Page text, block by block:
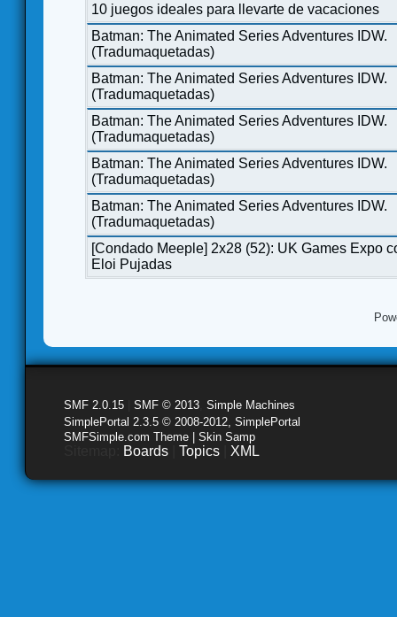
10 juegos ideales para llevarte de vacaciones
Batman: The Animated Series Adventures IDW.
(Tradumaquetadas)
Batman: The Animated Series Adventures IDW.
(Tradumaquetadas)
Batman: The Animated Series Adventures IDW.
(Tradumaquetadas)
Batman: The Animated Series Adventures IDW.
(Tradumaquetadas)
Batman: The Animated Series Adventures IDW.
(Tradumaquetadas)
[Condado Meeple] 2x28 (52): UK Games Expo
Eloi Pujadas
SMF 2.0.15 SMF © 2013 Simple Machines
SimplePortal 2.3.5 © 2008-2012, SimplePortal
SMFSimple.com Theme | Skin Samp
Boards Topics XML